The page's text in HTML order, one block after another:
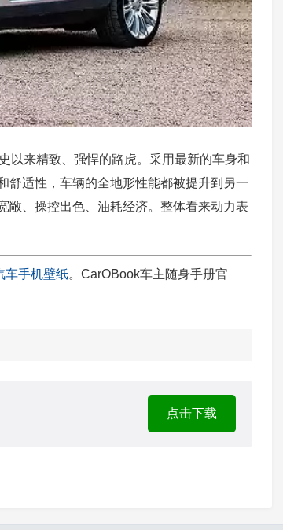
以来精致、强悍的路虎。采用最新的车身和
舒适性，车辆的全地形性能都被提升到另一
敞、操控出色、油耗经济。整体看来动力表
车手机壁纸。CarOBook车主随身手册官
点击下载